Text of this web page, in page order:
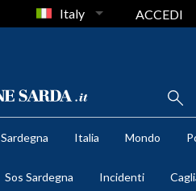
Italy ACCEDI
Sardegna Italia Mondo
Sos Sardegna Incidenti